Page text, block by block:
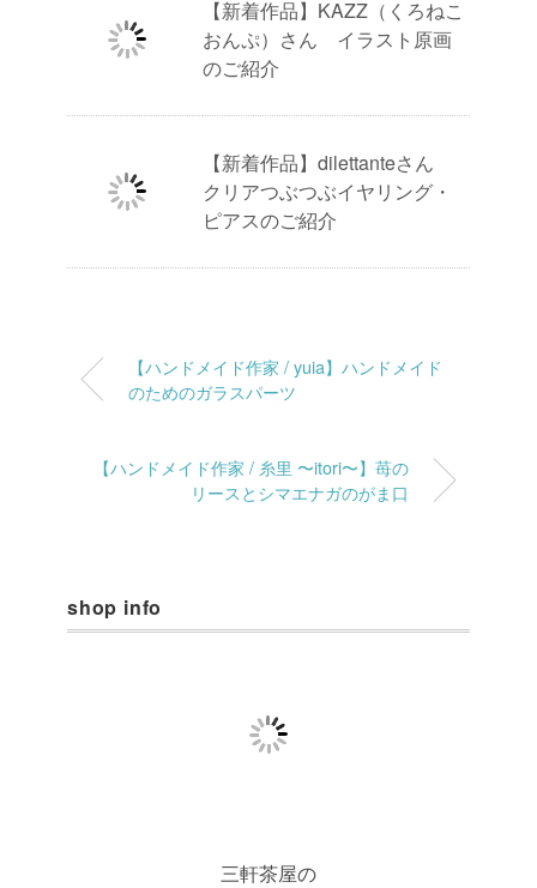
【新着作品】KAZZ（くろねこ
おんぷ）さん イラスト原画
のご紹介
【新着作品】dilettanteさん
クリアつぶつぶイヤリング・
ピアスのご紹介
【ハンドメイド作家 / yuia】ハンドメイド
のためのガラスパーツ
【ハンドメイド作家 / 糸里 〜itori〜】苺の
リースとシマエナガのがま口
shop info
三軒茶屋の